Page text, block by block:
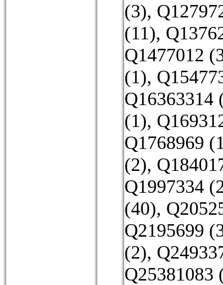
(3),
(11),
Q1477012
(1),
Q16363314
(1),
Q1768969
(2),
Q1997334
(40),
Q2195699
(2),
Q25381083